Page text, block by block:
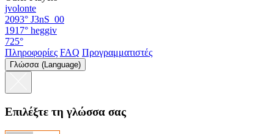
jvolonte
2093° J3nS_00
1917° heggiv
725°
Πληροφορίες FAQ Προγραμματιστές
Γλώσσα (Language)
Επιλέξτε τη γλώσσα σας